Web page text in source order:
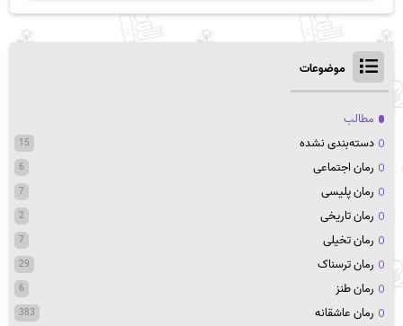
موضوعات
مطالب
دسته‌بندی نشده
15
رمان اجتماعی 6
رمان پلیسی 7
رمان تاریخی 2
رمان تخیلی 7
رمان ترسناک 29
رمان طنز 6
رمان عاشقانه 383